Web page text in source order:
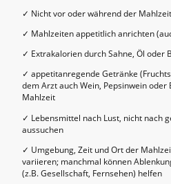
✓ Nicht vor oder während der
✓ Mahlzeiten appetitlich anrichten
✓ Extrakalorien durch Sahne, Öl oder
✓ appetitanregende Getränke
dem Arzt auch Wein, Pepsinwein
Mahlzeit
✓ Lebensmittel nach Lust, nicht nach
aussuchen
✓ Umgebung, Zeit und Ort der
variieren; manchmal können
(z.B. Gesellschaft, Fernsehen) helfen